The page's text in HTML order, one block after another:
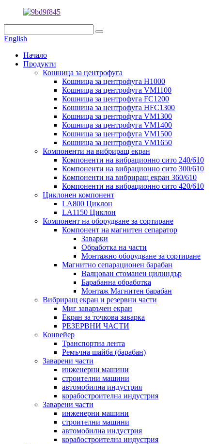
English
Начало
Продукти
Кошница за центрофуга
Кошница за центрофуга H1000
Кошница за центрофуга VM1100
Кошница за центрофуга FC1200
Кошница за центрофуга HFC1300
Кошница за центрофуга VM1300
Кошница за центрофуга VM1400
Кошница за центрофуга VM1500
Кошница за центрофуга VM1650
Компоненти на вибриращ екран
Компоненти на вибрационно сито 240/610
Компоненти на вибрационно сито 300/610
Компоненти на вибриращ екран 360/610
Компоненти на вибрационно сито 420/610
Циклонен компонент
LA800 Циклон
LA1150 Циклон
Компонент на оборудване за сортиране
Компонент на магнитен сепаратор
Заварки
Обработка на части
Монтажно оборудване за сортиране
Магнитно сепарационен барабан
Валцован стоманен цилиндър
Барабанна обработка
Монтаж Магнитен барабан
Вибриращ екран и резервни части
Миг заваръчен екран
Екран за точкова заварка
РЕЗЕРВНИ ЧАСТИ
Конвейер
Транспортна лента
Ремъчна шайба (барабан)
Заварени части
инженерни машини
строителни машини
автомобилна индустрия
корабостроителна индустрия
Заварени части
инженерни машини
строителни машини
автомобилна индустрия
корабостроителна индустрия